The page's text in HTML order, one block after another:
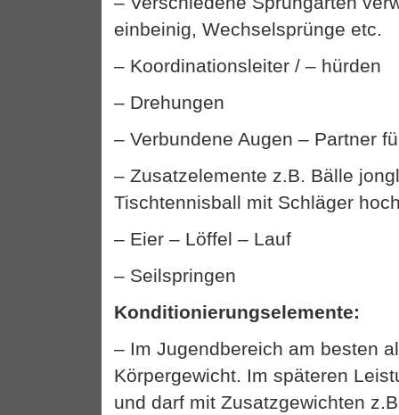
einbeinig, Wechselsprünge etc.
– Koordinationsleiter / – hürden
– Drehungen
– Verbundene Augen – Partner
– Zusatzelemente z.B. Bälle
Tischtennisball mit Schläger
– Eier – Löffel – Lauf
– Seilspringen
Konditionierungselemente:
– Im Jugendbereich am besten
Körpergewicht. Im späteren
und darf mit Zusatzgewichten